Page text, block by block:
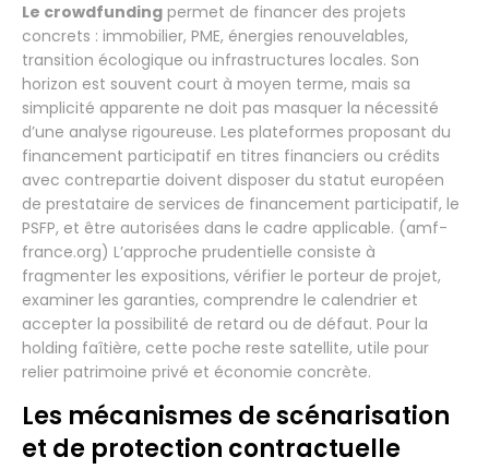
Le crowdfunding permet de financer des projets
concrets : immobilier, PME, énergies renouvelables,
transition écologique ou infrastructures locales. Son
horizon est souvent court à moyen terme, mais sa
simplicité apparente ne doit pas masquer la nécessité
d’une analyse rigoureuse. Les plateformes proposant du
financement participatif en titres financiers ou crédits
avec contrepartie doivent disposer du statut européen
de prestataire de services de financement participatif, le
PSFP, et être autorisées dans le cadre applicable. (amf-
france.org) L’approche prudentielle consiste à
fragmenter les expositions, vérifier le porteur de projet,
examiner les garanties, comprendre le calendrier et
accepter la possibilité de retard ou de défaut. Pour la
holding faîtière, cette poche reste satellite, utile pour
relier patrimoine privé et économie concrète.
Les mécanismes de scénarisation
et de protection contractuelle